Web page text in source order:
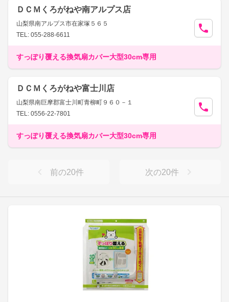
ＤＣＭくろがねや南アルプス店
山梨県南アルプス市在家塚５６５
TEL: 055-288-6611
すっぽり覆える換気扇カバー大型30cm専用
ＤＣＭくろがねや富士川店
山梨県南巨摩郡富士川町青柳町９６０－１
TEL: 0556-22-7801
すっぽり覆える換気扇カバー大型30cm専用
前の20件 次の20件